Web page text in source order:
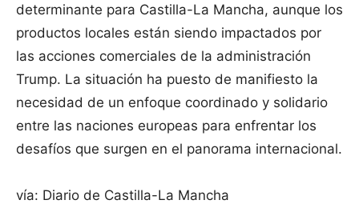
determinante para Castilla-La Mancha, aunque los
productos locales están siendo impactados por
las acciones comerciales de la administración
Trump. La situación ha puesto de manifiesto la
necesidad de un enfoque coordinado y solidario
entre las naciones europeas para enfrentar los
desafíos que surgen en el panorama internacional.
vía: Diario de Castilla-La Mancha